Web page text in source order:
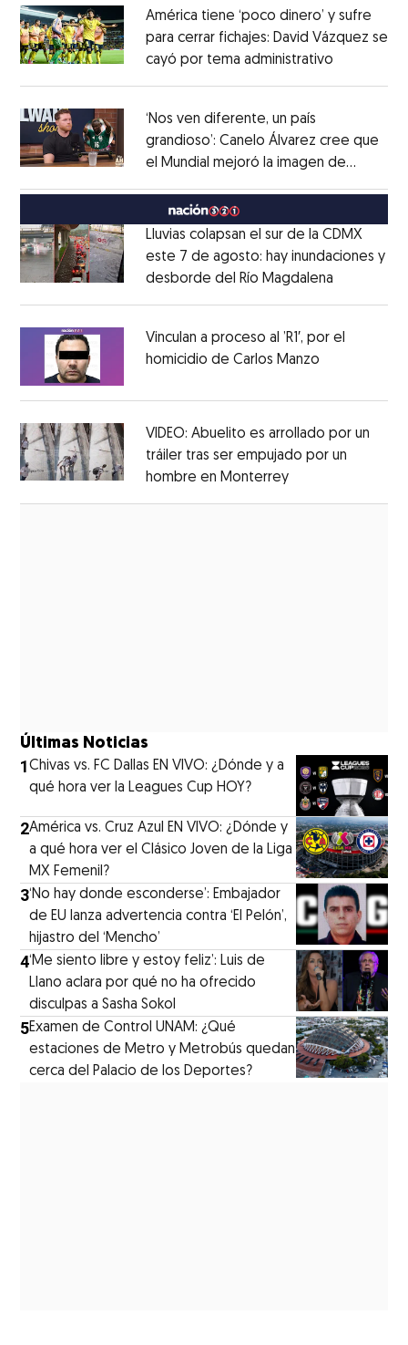
América tiene ‘poco dinero’ y sufre
para cerrar fichajes: David Vázquez se
cayó por tema administrativo
‘Nos ven diferente, un país
grandioso’: Canelo Álvarez cree que
el Mundial mejoró la imagen de
MéxicoOpens in new window
Lluvias colapsan el sur de la CDMX
este 7 de agosto: hay inundaciones y
desborde del Río Magdalena
Vinculan a proceso al ’R1′, por el
homicidio de Carlos Manzo
VIDEO: Abuelito es arrollado por un
tráiler tras ser empujado por un
hombre en MonterreyOpens in new
Últimas Noticias
1Chivas vs. FC Dallas EN VIVO: ¿Dónde y a
qué hora ver la Leagues Cup HOY?
2América vs. Cruz Azul EN VIVO: ¿Dónde y
a qué hora ver el Clásico Joven de la Liga
MX Femenil?
3‘No hay donde esconderse’: Embajador
de EU lanza advertencia contra ‘El Pelón’,
hijastro del ‘Mencho’
4‘Me siento libre y estoy feliz’: Luis de
Llano aclara por qué no ha ofrecido
disculpas a Sasha Sokol
5Examen de Control UNAM: ¿Qué
estaciones de Metro y Metrobús quedan
cerca del Palacio de los Deportes?